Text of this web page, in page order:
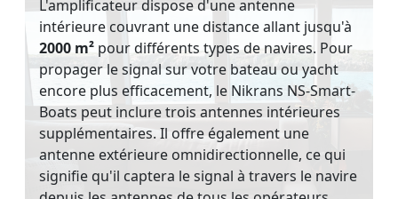
L'amplificateur dispose d'une antenne
intérieure couvrant une distance allant jusqu'à
2000 m² pour différents types de navires. Pour
propager le signal sur votre bateau ou yacht
encore plus efficacement, le Nikrans NS-Smart-
Boats peut inclure trois antennes intérieures
supplémentaires. Il offre également une
antenne extérieure omnidirectionnelle, ce qui
signifie qu'il captera le signal à travers le navire